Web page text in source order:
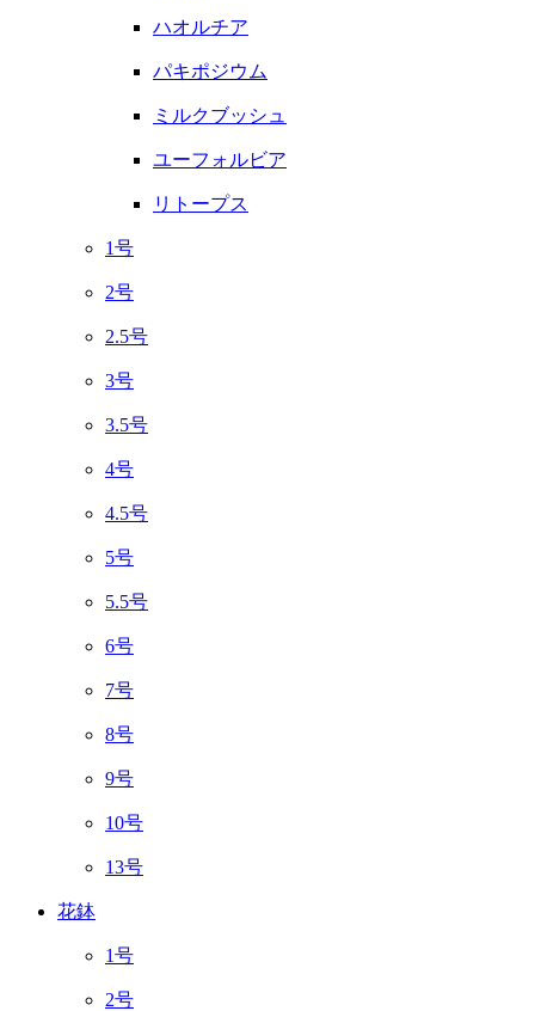
ハオルチア
パキポジウム
ミルクブッシュ
ユーフォルビア
リトープス
1号
2号
2.5号
3号
3.5号
4号
4.5号
5号
5.5号
6号
7号
8号
9号
10号
13号
花鉢
1号
2号